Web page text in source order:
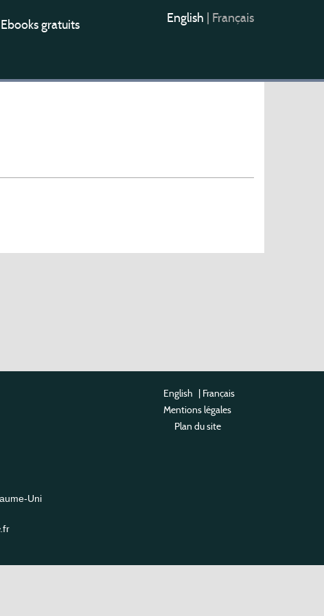
Ebooks gratuits English Français
Uni
English | Français
Mentions légales
Plan du site